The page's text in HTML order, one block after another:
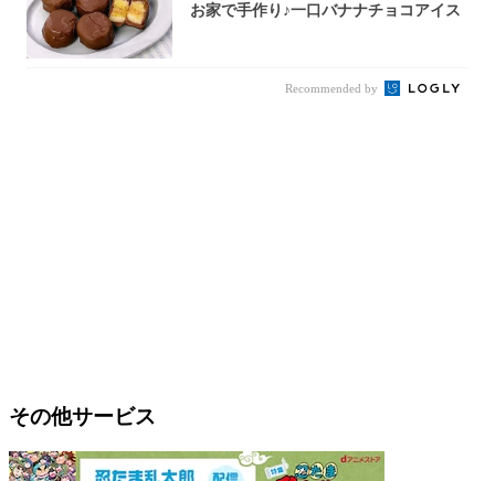
お家で手作り♪一口バナナチョコアイス
Recommended by
その他サービス